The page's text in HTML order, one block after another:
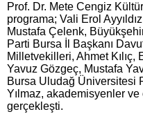
Prof. Dr. Mete Cengiz
programa; Vali Erol
Mustafa Çelenk,
Parti Bursa İl Başkanı
Milletvekilleri, Ahmet
Yavuz Gözgeç, Mustafa
Bursa Uludağ Üniversitesi
Yılmaz, akademisyenler ve
gerçekleşti.